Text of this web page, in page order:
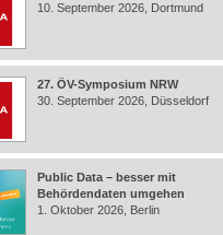
10. September 2026, Dortmund
27. ÖV-Symposium NRW
30. September 2026, Düsseldorf
Public Data – besser mit
Behördendaten umgehen
1. Oktober 2026, Berlin